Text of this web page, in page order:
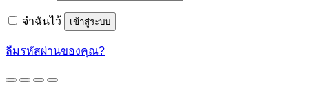
จำฉันไว้ เข้าสู่ระบบ
ลืมรหัสผ่านของคุณ?